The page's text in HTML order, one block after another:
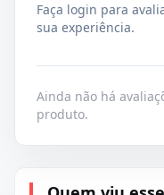
Faça login para
sua experiência.
Ainda não há
produto.